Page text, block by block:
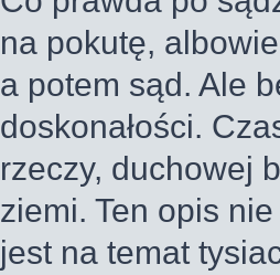
na pokutę,
a potem sąd. Ale
doskonałości.
rzeczy, duchowej
ziemi. Ten opis
jest na temat